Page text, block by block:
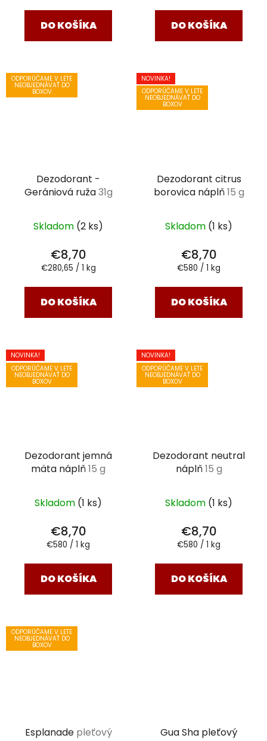
DO KOŠÍKA DO KOŠÍKA
ODPORÚČAME V LETE
NEOBJEDNÁVAŤ DO
BOXOV
Dezodorant -
Gerániová ruža31g
Skladom (2 ks)
€8,70
Jednotková
€280,65 / 1 kg
DO KOŠÍKA
NOVINKA!
ODPORÚČAME V LETE
NEOBJEDNÁVAŤ DO
BOXOV
Dezodorant citrus
borovica náplň15 g
Skladom (1 ks)
€8,70
Jednotková
€580 / 1 kg
DO KOŠÍKA
NOVINKA!
ODPORÚČAME V LETE
NEOBJEDNÁVAŤ DO
BOXOV
Dezodorant jemná
mäta náplň15 g
Skladom (1 ks)
€8,70
Jednotková
€580 / 1 kg
DO KOŠÍKA
NOVINKA!
ODPORÚČAME V LETE
NEOBJEDNÁVAŤ DO
BOXOV
Dezodorant neutral
náplň15 g
Skladom (1 ks)
€8,70
Jednotková
€580 / 1 kg
DO KOŠÍKA
ODPORÚČAME V LETE
NEOBJEDNÁVAŤ DO
BOXOV
Esplanade pleťový
Gua Sha pleťový